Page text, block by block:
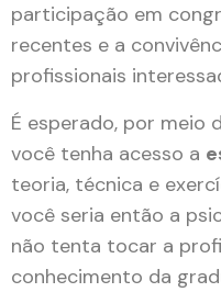
participação em
recentes e a
profissionais
É esperado, por meio
você tenha acesso a
teoria, técnica e
você seria então a
não tenta tocar a
conhecimento da